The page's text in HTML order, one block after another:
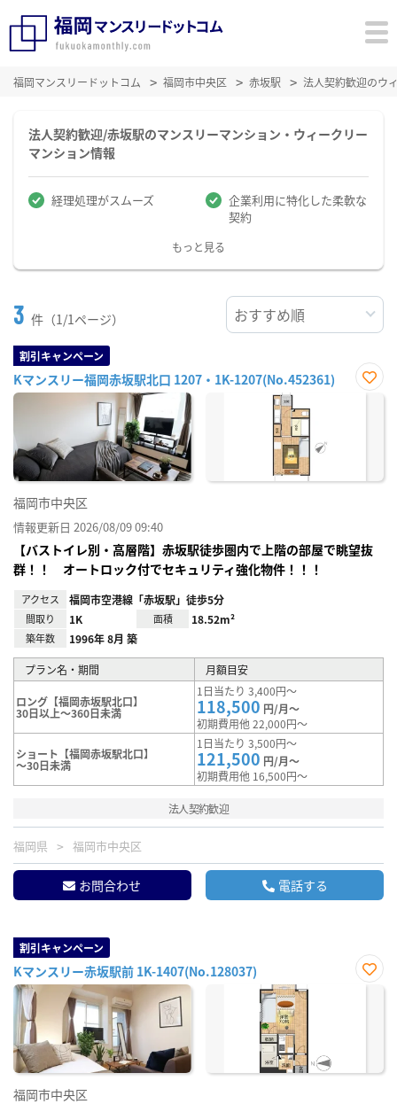
福岡マンスリードットコム 福岡市中央区 赤坂駅 法人契約歓迎のウ
法人契約歓迎/赤坂駅のマンスリーマンション・ウィークリー
マンション情報
経理処理がスムーズ
企業利用に特化した柔軟な
契約
もっと見る
3 件（1/1ページ）
割引キャンペーン
Kマンスリー福岡赤坂駅北口 1207・1K-1207(No.452361)
お気
福岡市中央区
情報更新日 2026/08/09 09:40
【バストイレ別・高層階】赤坂駅徒歩圏内で上階の部屋で眺望抜
群！！ オートロック付でセキュリティ強化物件！！！
アクセス 福岡市空港線「赤坂駅」徒歩5分
間取り 1K 面積 18.52m²
築年数 1996年 8月 築
プラン名・期間 月額目安
ロング【福岡赤坂駅北口】
30日以上～360日未満
1日当たり 3,400円～
118,500 円/月～
初期費用他 22,000円～
ショート【福岡赤坂駅北口】
～30日未満
1日当たり 3,500円～
121,500 円/月～
初期費用他 16,500円～
法人契約歓迎
福岡県 福岡市中央区
お問合わせ 電話する
割引キャンペーン
Kマンスリー赤坂駅前 1K-1407(No.128037)
お気
福岡市中央区